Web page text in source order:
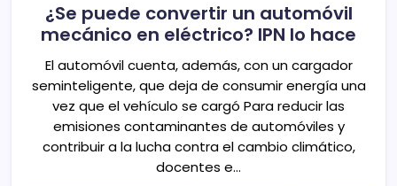
¿Se puede convertir un automóvil
mecánico en eléctrico? IPN lo hace
El automóvil cuenta, además, con un cargador
seminteligente, que deja de consumir energía una
vez que el vehículo se cargó Para reducir las
emisiones contaminantes de automóviles y
contribuir a la lucha contra el cambio climático,
docentes e…